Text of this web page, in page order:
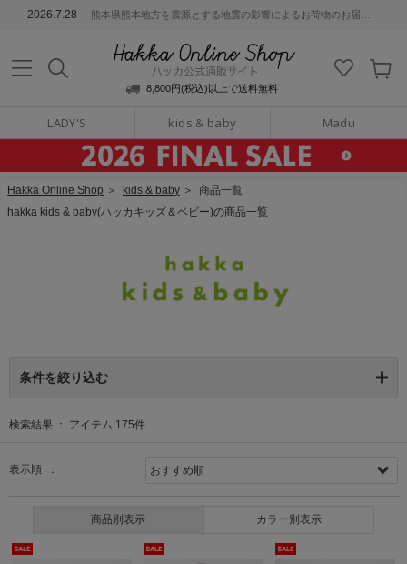
2026.7.28 熊本県熊本地方を震源とする地震の影響によるお荷物のお届けについて
8,800円(税込)以上で送料無料
LADY'S kids & baby Madu
通販サイト
Hakka Online Shop ＞ kids & baby ＞ 商品一覧
hakka kids & baby(ハッカキッズ＆ベビー)の商品一覧
条件を絞り込む
検索結果 ： アイテム 175件
表示順 ：
商品別表示 カラー別表示